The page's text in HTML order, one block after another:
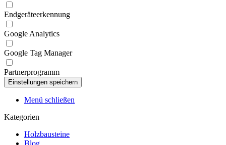
Endgeräteerkennung
Google Analytics
Google Tag Manager
Partnerprogramm
Menü schließen
Kategorien
Holzbausteine
Blog